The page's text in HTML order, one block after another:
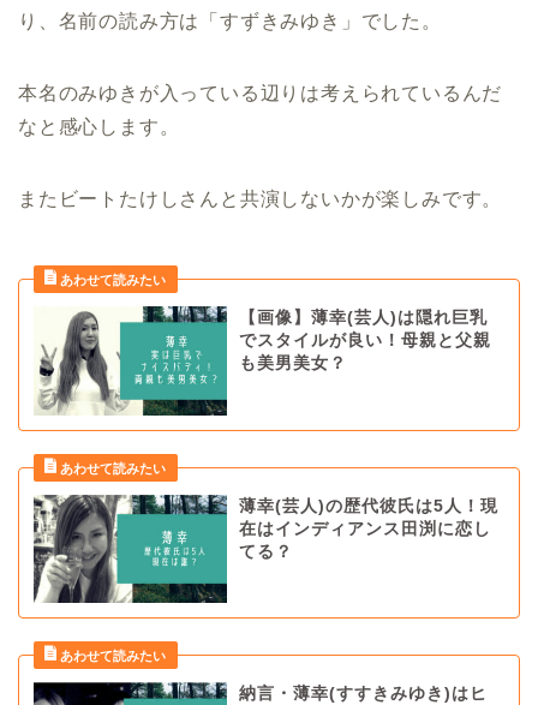
り、名前の読み方は「すずきみゆき」でした。
本名のみゆきが入っている辺りは考えられているんだ
なと感心します。
またビートたけしさんと共演しないかが楽しみです。
【画像】薄幸(芸人)は隠れ巨乳
でスタイルが良い！母親と父親
も美男美女？
薄幸(芸人)の歴代彼氏は5人！現
在はインディアンス田渕に恋し
てる？
納言・薄幸(すすきみゆき)はヒ